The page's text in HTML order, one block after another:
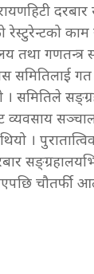
रेस्टुरेन्टको काम
तथा गणतन्त्र
समितिलाई
। समितिले
व्यवसाय
।
चौतर्फी